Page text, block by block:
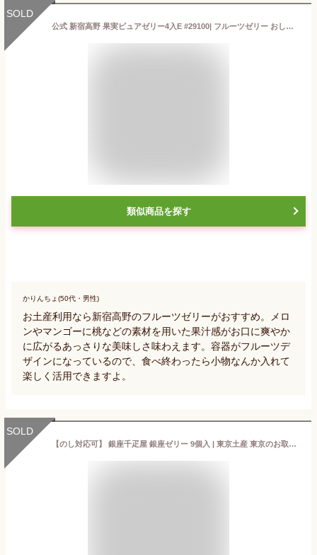
SOLD
公式 新宿高野 果実ピュアゼリー4入E #29100| フルーツゼリー おしゃれ ギフト 内祝い プレゼント お祝い お礼 スイーツ 詰め合わせ セット 高級 果物ゼリー 高野フルーツ 果実型 卒業 入学 ご褒美 自分用
類似商品を探す
かりんちょ(50代・男性)
お土産利用なら新宿高野のフルーツゼリーがおすすめ。メロ
ンやマンゴーに桃などの素材を用いた果汁感がお口に爽やか
に広がるあっさりな美味しさ味わえます。容器がフルーツデ
ザインになっているので、食べ終わったら小物なんか入れて
楽しく活用できますよ。
SOLD
【のし対応可】 銀座千疋屋 銀座ゼリー 9個入 | 東京土産 東京のお取り寄せ 東京 銀座 お土産 みやげ プレゼント ギフト 手土産 お取り寄せ 冬ギフト